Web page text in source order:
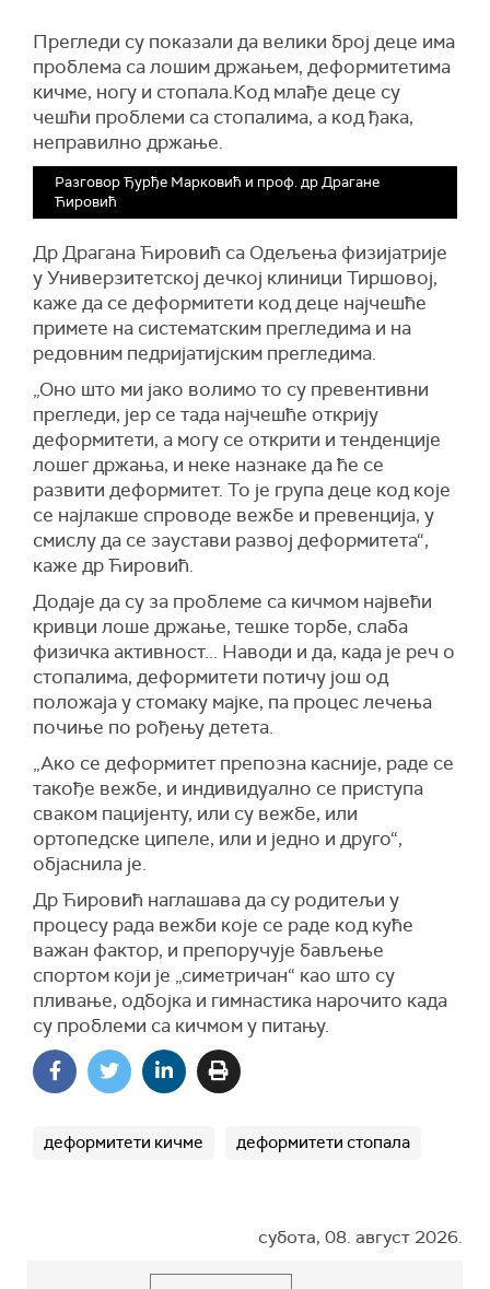
Прегледи су показали да велики број деце има
проблема са лошим држањем, деформитетима
кичме, ногу и стопала.Код млађе деце су
чешћи проблеми са стопалима, а код ђака,
неправилно држање.
Разговор Ђурђе Марковић и проф. др Драгане
Ћировић
Др Драгана Ћировић са Одељења физијатрије
у Универзитетској дечкој клиници Тиршовој,
каже да се деформитети код деце најчешће
примете на систематским прегледима и на
редовним педријатијским прегледима.
„Оно што ми јако волимо то су превентивни
прегледи, јер се тада најчешће открију
деформитети, а могу се открити и тенденције
лошег држања, и неке назнаке да ће се
развити деформитет. То је група деце код које
се најлакше спроводе вежбе и превенција, у
смислу да се заустави развој деформитета“,
каже др Ћировић.
Додаје да су за проблеме са кичмом највећи
кривци лоше држање, тешке торбе, слаба
физичка активност... Наводи и да, када је реч о
стопалима, деформитети потичу још од
положаја у стомаку мајке, па процес лечења
почиње по рођењу детета.
„Ако се деформитет препозна касније, раде се
такође вежбе, и индивидуално се приступа
сваком пацијенту, или су вежбе, или
ортопедске ципеле, или и једно и друго“,
објаснила је.
Др Ћировић наглашава да су родитељи у
процесу рада вежби које се раде код куће
важан фактор, и препоручује бављење
спортом који је „симетричан“ као што су
пливање, одбојка и гимнастика нарочито када
су проблеми са кичмом у питању.
деформитети кичме деформитети стопала
субота, 08. август 2026.